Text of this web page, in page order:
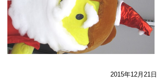
2015年12月21日